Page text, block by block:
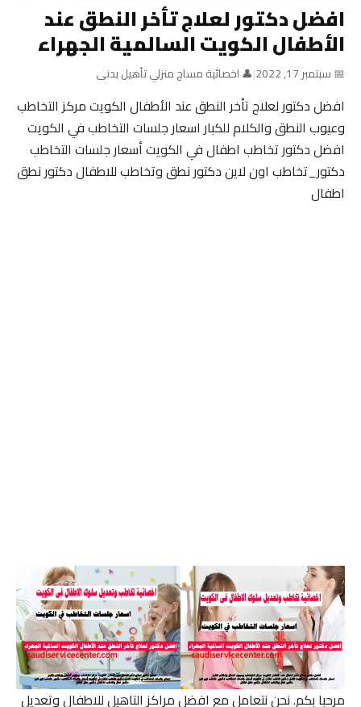
افضل دكتور لعلاج تأخر النطق عند
الأطفال الكويت السالمية الجهراء
📅 سبتمبر 17, 2022 |👤 اخصائية مساج منزلي تأهيل بدنى
افضل دكتور لعلاج تأخر النطق عند الأطفال الكويت مركز التخاطب
وعيوب النطق والكلام للكبار اسعار جلسات التخاطب في الكويت
افضل دكتور تخاطب اطفال في الكويت أسعار جلسات التخاطب
دكتور_تخاطب اون لاين دكتور نطق وتخاطب للاطفال دكتور نطق
اطفال
مرحبا بكم. نحن نتعامل مع افضل مراكز التاهيل للاطفال وتعديل